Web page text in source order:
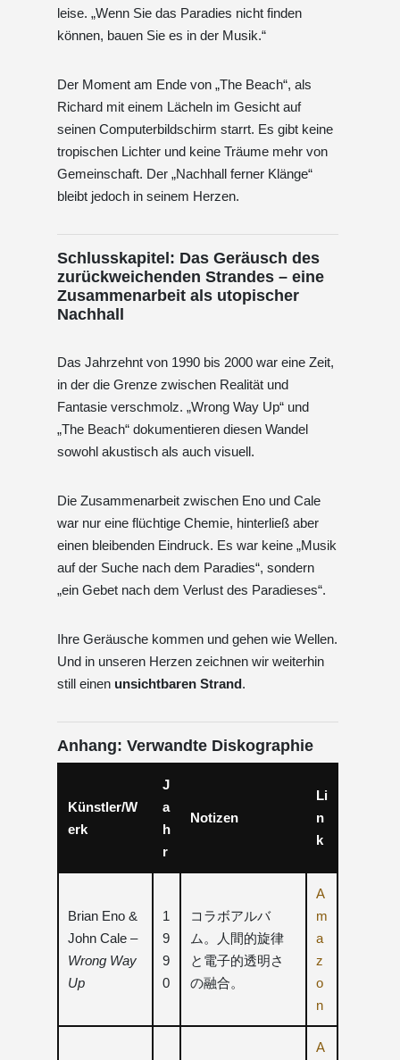
leise. „Wenn Sie das Paradies nicht finden
können, bauen Sie es in der Musik.“
Der Moment am Ende von „The Beach“, als
Richard mit einem Lächeln im Gesicht auf
seinen Computerbildschirm starrt. Es gibt keine
tropischen Lichter und keine Träume mehr von
Gemeinschaft. Der „Nachhall ferner Klänge“
bleibt jedoch in seinem Herzen.
Schlusskapitel: Das Geräusch des
zurückweichenden Strandes – eine
Zusammenarbeit als utopischer
Nachhall
Das Jahrzehnt von 1990 bis 2000 war eine Zeit,
in der die Grenze zwischen Realität und
Fantasie verschmolz. „Wrong Way Up“ und
„The Beach“ dokumentieren diesen Wandel
sowohl akustisch als auch visuell.
Die Zusammenarbeit zwischen Eno und Cale
war nur eine flüchtige Chemie, hinterließ aber
einen bleibenden Eindruck. Es war keine „Musik
auf der Suche nach dem Paradies“, sondern
„ein Gebet nach dem Verlust des Paradieses“.
Ihre Geräusche kommen und gehen wie Wellen.
Und in unseren Herzen zeichnen wir weiterhin
still einen unsichtbaren Strand.
Anhang: Verwandte Diskographie
Künstler/W
erk
J
a
h
r
Notizen
Li
n
k
Brian Eno &
John Cale –
Wrong Way
Up
1
9
9
0
コラボアルバ
ム。人間的旋律
と電子的透明さ
の融合。
A
m
a
z
o
n
A